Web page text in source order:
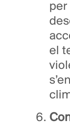
per
el